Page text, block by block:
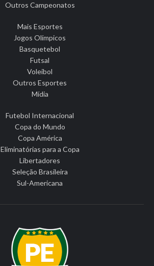
Outros Campeonatos
Mais Esportes
Jogos Olímpicos
Basquetebol
Futsal
Voleibol
Outros Esportes
Mídia
Futebol Internacional
Copa do Mundo
Copa América
Eliminatórias para a Copa
Libertadores
Seleção Brasileira
Sul-Americana